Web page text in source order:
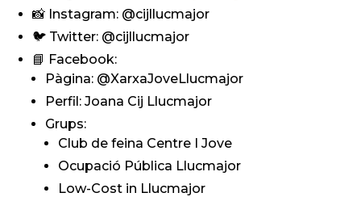
📸 Instagram: @cijllucmajor
🐦 Twitter: @cijllucmajor
📘 Facebook:
Pàgina: @XarxaJoveLlucmajor
Perfil: Joana Cij Llucmajor
Grups:
Club de feina Centre I Jove
Ocupació Pública Llucmajor
Low-Cost in Llucmajor